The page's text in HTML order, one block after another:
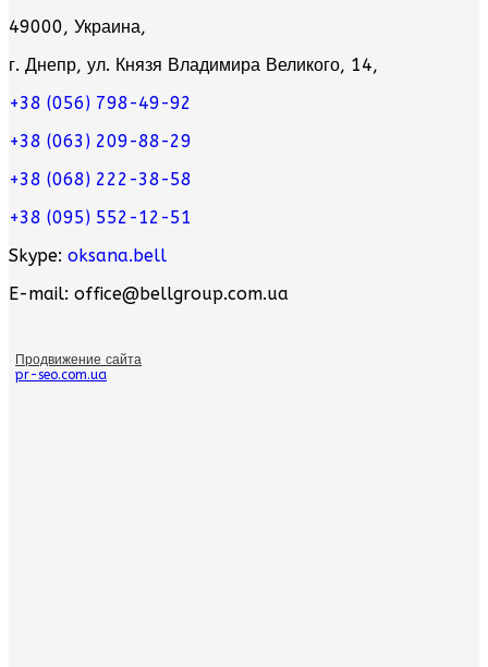
49000, Украина,
г. Днепр, ул. Князя Владимира Великого, 14,
+38 (056) 798-49-92
+38 (063) 209-88-29
+38 (068) 222-38-58
+38 (095) 552-12-51
Skype: oksana.bell
E-mail: office@bellgroup.com.ua
Продвижение сайта
pr-seo.com.ua